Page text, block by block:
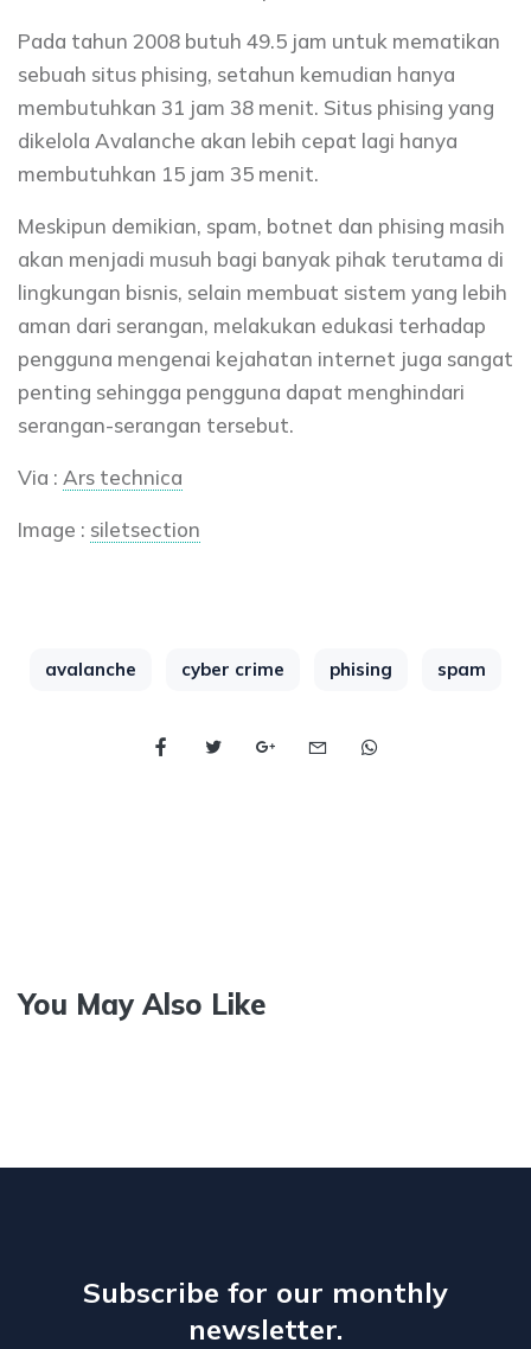
Pada tahun 2008 butuh 49.5 jam untuk mematikan
sebuah situs phising, setahun kemudian hanya
membutuhkan 31 jam 38 menit. Situs phising yang
dikelola Avalanche akan lebih cepat lagi hanya
membutuhkan 15 jam 35 menit.
Meskipun demikian, spam, botnet dan phising masih
akan menjadi musuh bagi banyak pihak terutama di
lingkungan bisnis, selain membuat sistem yang lebih
aman dari serangan, melakukan edukasi terhadap
pengguna mengenai kejahatan internet juga sangat
penting sehingga pengguna dapat menghindari
serangan-serangan tersebut.
Via : Ars technica
Image : siletsection
avalanche cyber crime phising spam
You May Also Like
Subscribe for our monthly
newsletter.